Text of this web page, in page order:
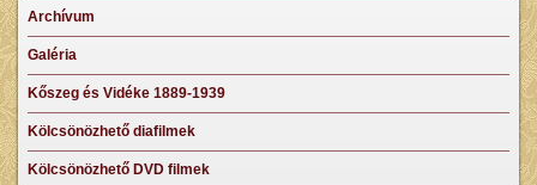
Archívum
Galéria
Kőszeg és Vidéke 1889-1939
Kölcsönözhető diafilmek
Kölcsönözhető DVD filmek